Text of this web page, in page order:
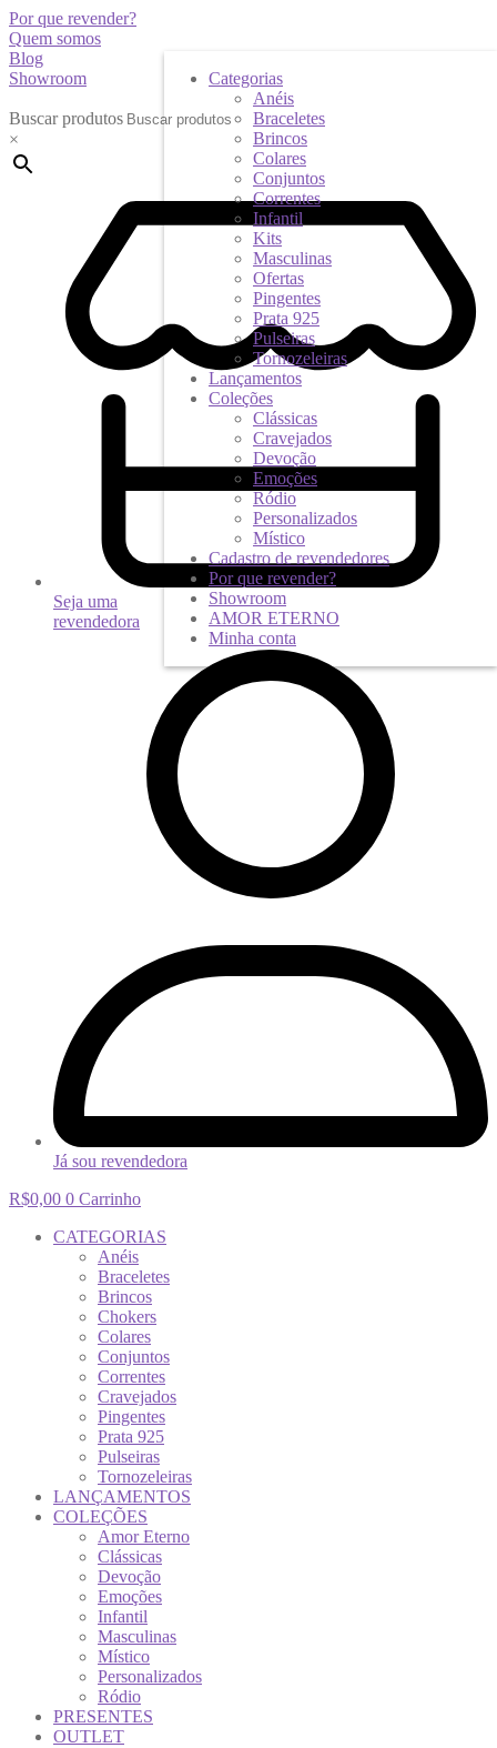
Por que revender?
Quem somos
Blog
Showroom
Buscar produtos
×
Seja uma
revendedora
Já sou revendedora
R$0,00 0 Carrinho
CATEGORIAS
Anéis
Braceletes
Brincos
Chokers
Colares
Conjuntos
Correntes
Cravejados
Pingentes
Prata 925
Pulseiras
Tornozeleiras
LANÇAMENTOS
COLEÇÕES
Amor Eterno
Clássicas
Devoção
Emoções
Infantil
Masculinas
Místico
Personalizados
Ródio
PRESENTES
OUTLET
Categorias
Anéis
Braceletes
Brincos
Colares
Conjuntos
Correntes
Infantil
Kits
Masculinas
Ofertas
Pingentes
Prata 925
Pulseiras
Tornozeleiras
Lançamentos
Coleções
Clássicas
Cravejados
Devoção
Emoções
Ródio
Personalizados
Místico
Cadastro de revendedores
Por que revender?
Showroom
AMOR ETERNO
Minha conta